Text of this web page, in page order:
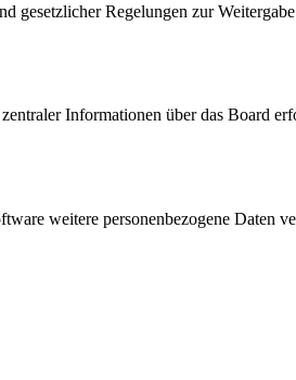
gesetzlicher Regelungen zur
Informationen über das Board
weitere personenbezogene Daten